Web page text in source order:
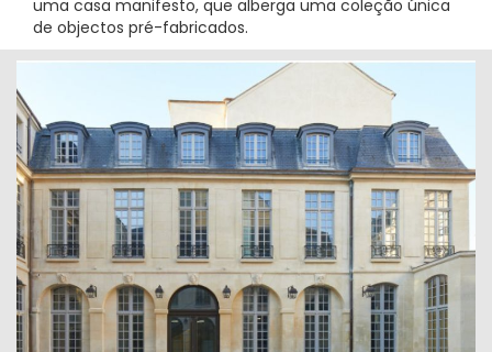
uma casa manifesto, que alberga uma coleção única
de objectos pré-fabricados.